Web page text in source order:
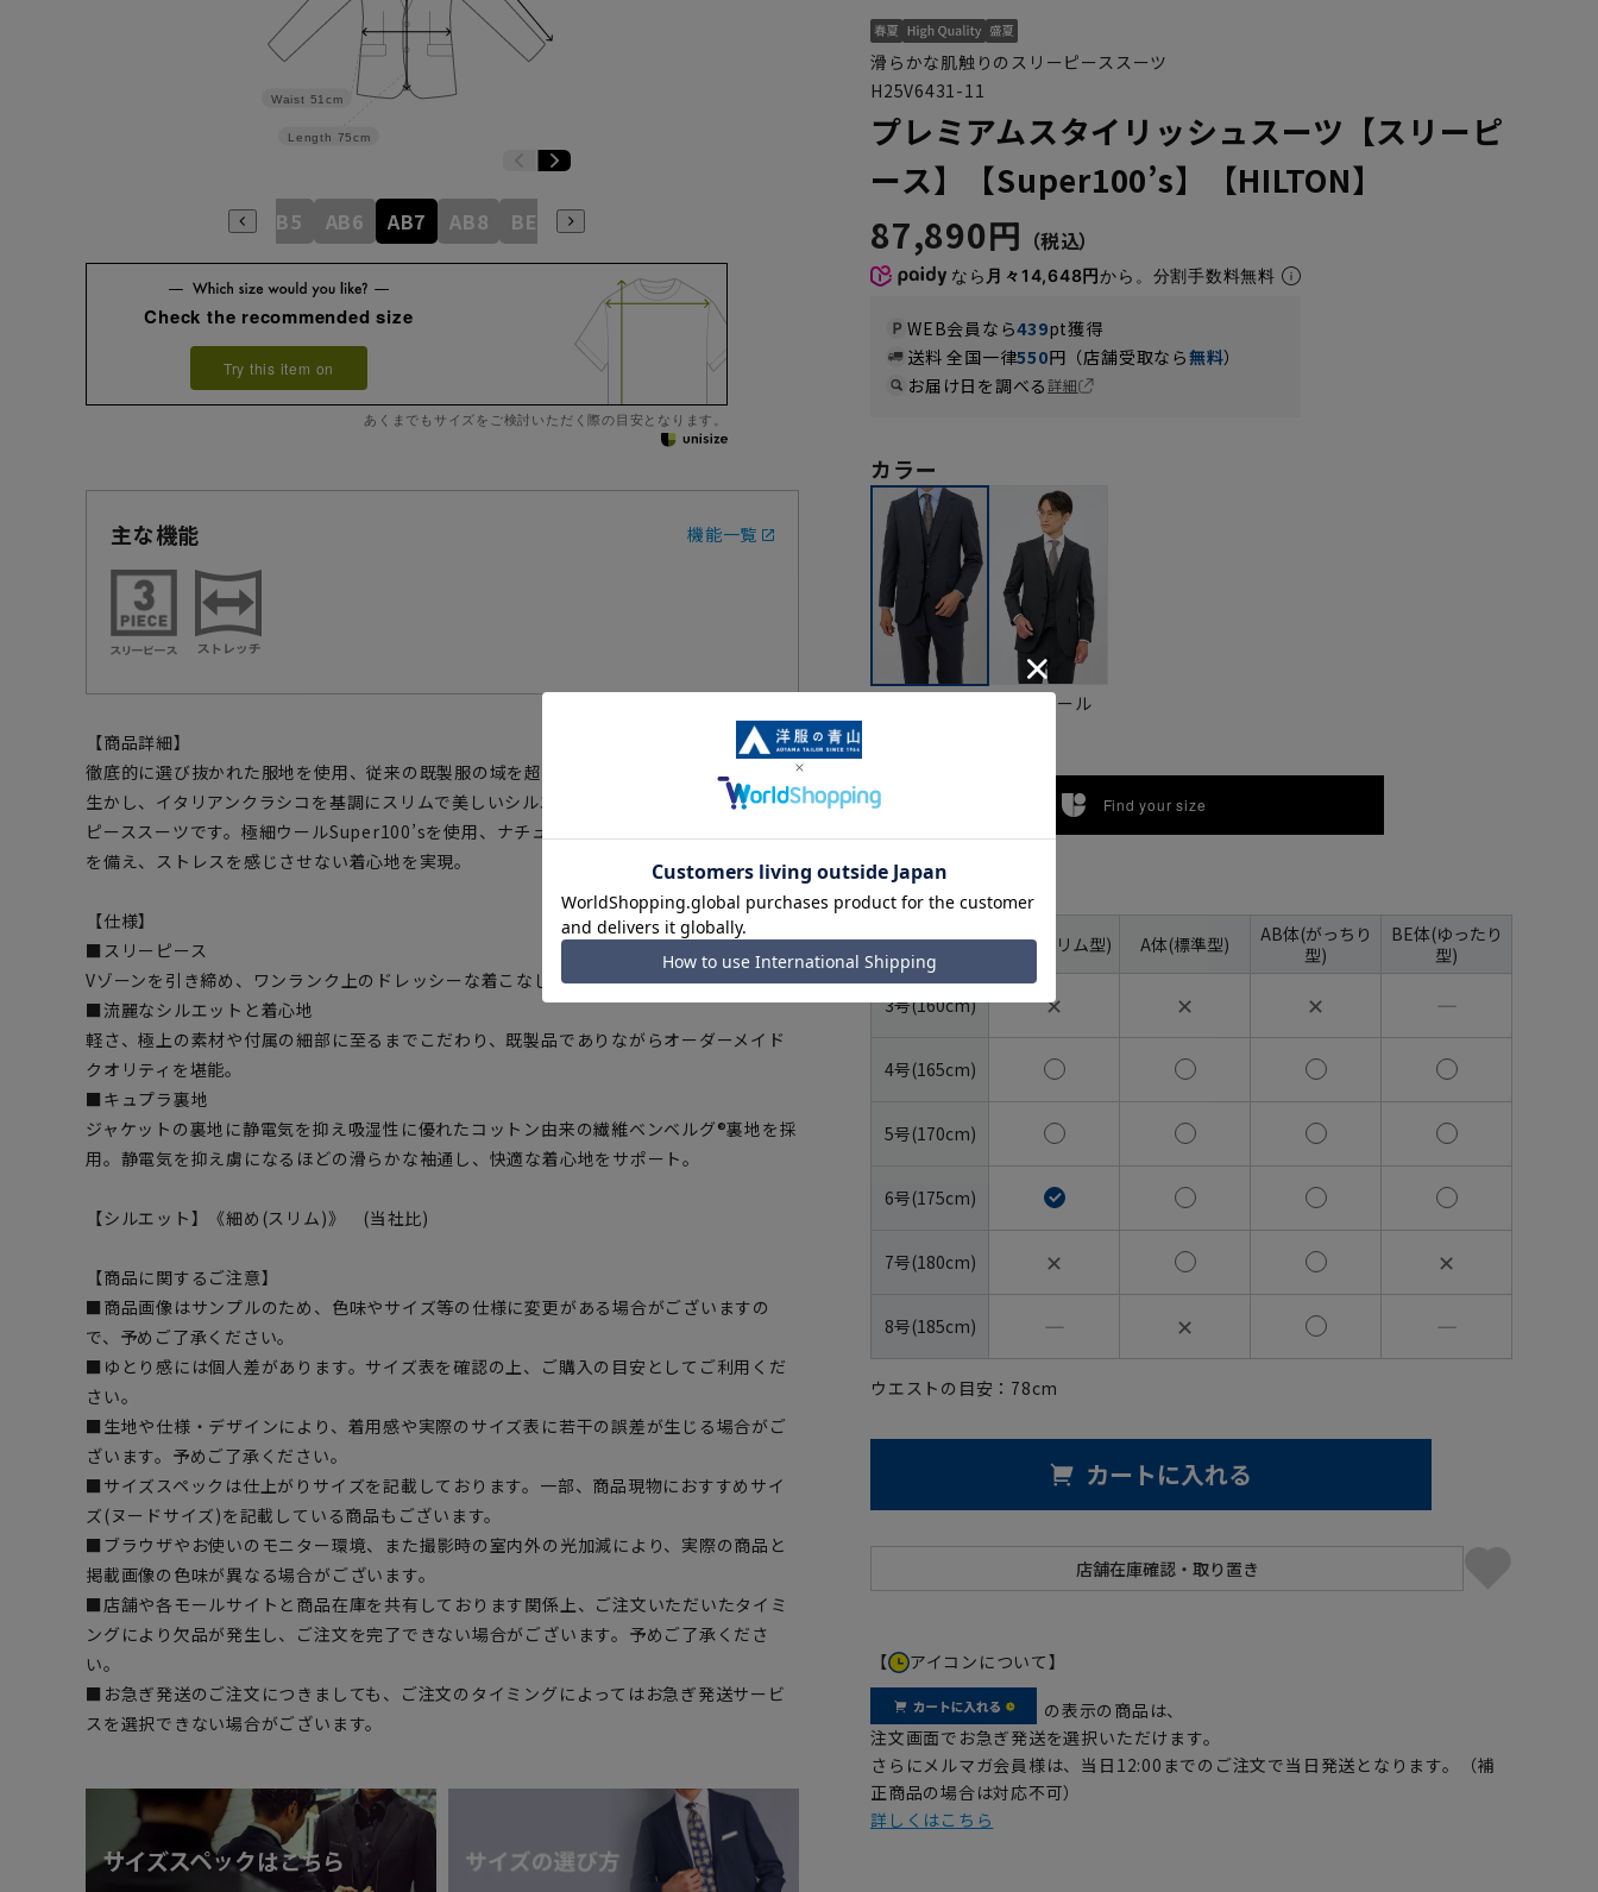
Length 75cm
Waist 51cm
AB4 AB5 AB6 AB7 AB8 BE3 BE4 YA4 YA5 YA6
Check the recommended size
Try this item on
あくまでもサイズをご検討いただく際の目安となります。
主な機能 機能一覧
【商品詳細】
徹底的に選び抜かれた服地を使用、従来の既製服の域を超えたハンドメイドの縫製技術を
生かし、イタリアンクラシコを基調にスリムで美しいシルエットを追求した最高級スリー
ピーススーツです。極細ウールSuper100’sを使用、ナチュラルな伸縮性と滑らかな肌触り
を備え、ストレスを感じさせない着心地を実現。
【仕様】
■スリーピース
Vゾーンを引き締め、ワンランク上のドレッシーな着こなしを演出。
■流麗なシルエットと着心地
軽さ、極上の素材や付属の細部に至るまでこだわり、既製品でありながらオーダーメイド
クオリティを堪能。
■キュプラ裏地
ジャケットの裏地に静電気を抑え吸湿性に優れたコットン由来の繊維ベンベルグ®裏地を採
用。静電気を抑え虜になるほどの滑らかな袖通し、快適な着心地をサポート。
【シルエット】《細め(スリム)》 (当社比)
【商品に関するご注意】
■商品画像はサンプルのため、色味やサイズ等の仕様に変更がある場合がございますの
で、予めご了承ください。
■ゆとり感には個人差があります。サイズ表を確認の上、ご購入の目安としてご利用くだ
さい。
■生地や仕様・デザインにより、着用感や実際のサイズ表に若干の誤差が生じる場合がご
ざいます。予めご了承ください。
■サイズスペックは仕上がりサイズを記載しております。一部、商品現物におすすめサイ
ズ(ヌードサイズ)を記載している商品もございます。
■ブラウザやお使いのモニター環境、また撮影時の室内外の光加減により、実際の商品と
掲載画像の色味が異なる場合がございます。
■店舗や各モールサイトと商品在庫を共有しております関係上、ご注文いただいたタイミ
ングにより欠品が発生し、ご注文を完了できない場合がございます。予めご了承くださ
い。
■お急ぎ発送のご注文につきましても、ご注文のタイミングによってはお急ぎ発送サービ
スを選択できない場合がございます。
滑らかな肌触りのスリーピーススーツ
H25V6431-11
プレミアムスタイリッシュスーツ【スリーピ
ース】【Super100’s】【HILTON】
87,890円
なら 月々14,648円から。分割手数料無料
WEB会員なら439pt獲得
送料 全国一律550円（店舗受取なら無料）
お届け日を調べる詳細
カラー
チャコール
Find your size
サイズ
体型 YA体(スリム型) A体(標準型)
AB体(がっちり
型)
BE体(ゆったり
型)
3号(160cm) ✕ ✕ ✕ ―
4号(165cm)
5号(170cm)
6号(175cm)
7号(180cm) ✕ ✕
8号(185cm) ― ✕ ―
ウエストの目安： 78cm
カートに入れる
【 アイコンについて】
の表示の商品は、
注文画面でお急ぎ発送を選択いただけます。
さらにメルマガ会員様は、当日12:00までのご注文で当日発送となります。（補
正商品の場合は対応不可）
詳しくはこちら